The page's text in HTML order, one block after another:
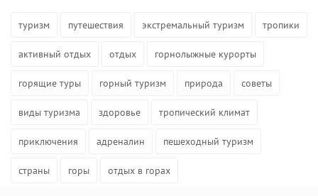
туризм путешествия экстремальный туризм тропики
активный отдых отдых горнолыжные курорты
горящие туры горный туризм природа советы
виды туризма здоровье тропический климат
приключения адреналин пешеходный туризм
страны горы отдых в горах